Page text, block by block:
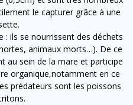
le capturer grâce à une
: ils se nourrissent des déchets
animaux morts…). De ce
au sein de la mare et participe
organique,notamment en ce
prédateurs sont les poissons